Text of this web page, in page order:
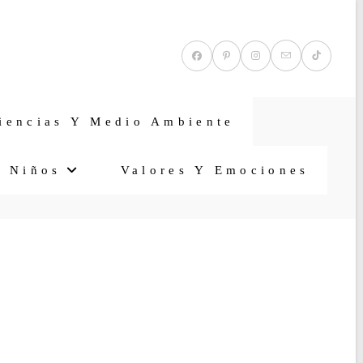
Y Medio Ambiente
Niños Valores Y Emociones